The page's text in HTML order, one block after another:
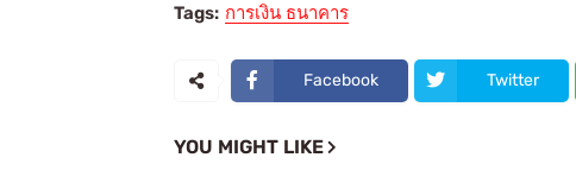
Tags: การเงิน ธนาคาร
Facebook Twitter
YOU MIGHT LIKE